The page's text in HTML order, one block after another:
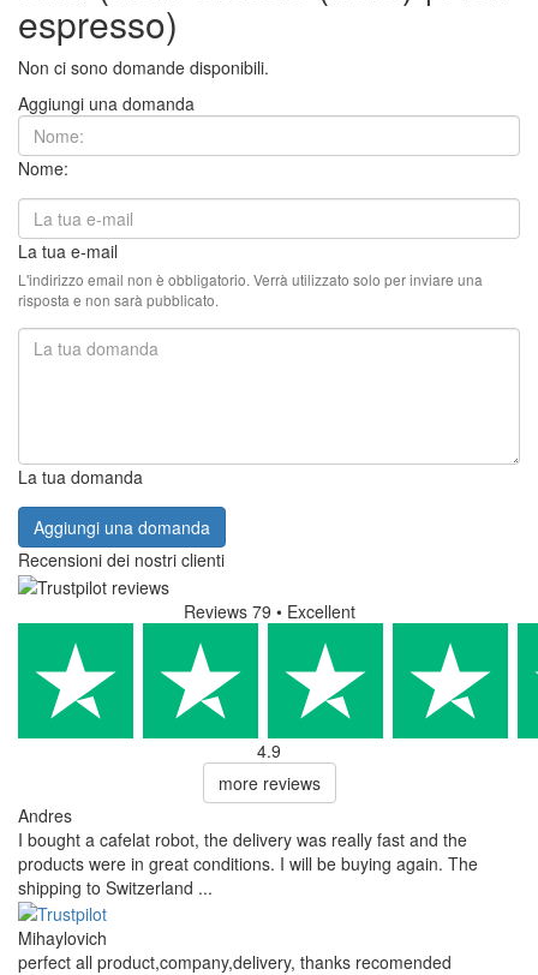
espresso)
Non ci sono domande disponibili.
Aggiungi una domanda
Nome:
La tua e-mail
L'indirizzo email non è obbligatorio. Verrà utilizzato solo per inviare una
risposta e non sarà pubblicato.
La tua domanda
Aggiungi una domanda
Recensioni dei nostri clienti
Reviews 79 • Excellent
4.9
more reviews
Andres
I bought a cafelat robot, the delivery was really fast and the
products were in great conditions. I will be buying again. The
shipping to Switzerland ...
Mihaylovich
perfect all product,company,delivery, thanks recomended